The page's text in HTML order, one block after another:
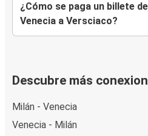
¿Cómo se paga un billete
Venecia a Versciaco?
Descubre más
Milán - Venecia
Venecia - Milán